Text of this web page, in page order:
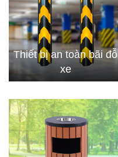
Thiết bị an toàn bãi đỗ
xe